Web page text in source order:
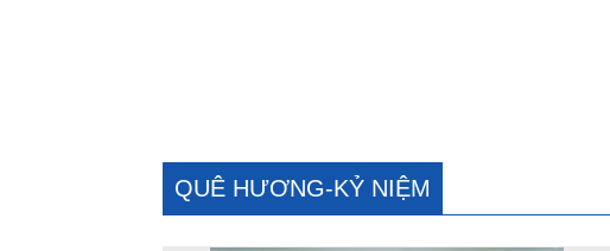
QUÊ HƯƠNG-KỶ NIỆM